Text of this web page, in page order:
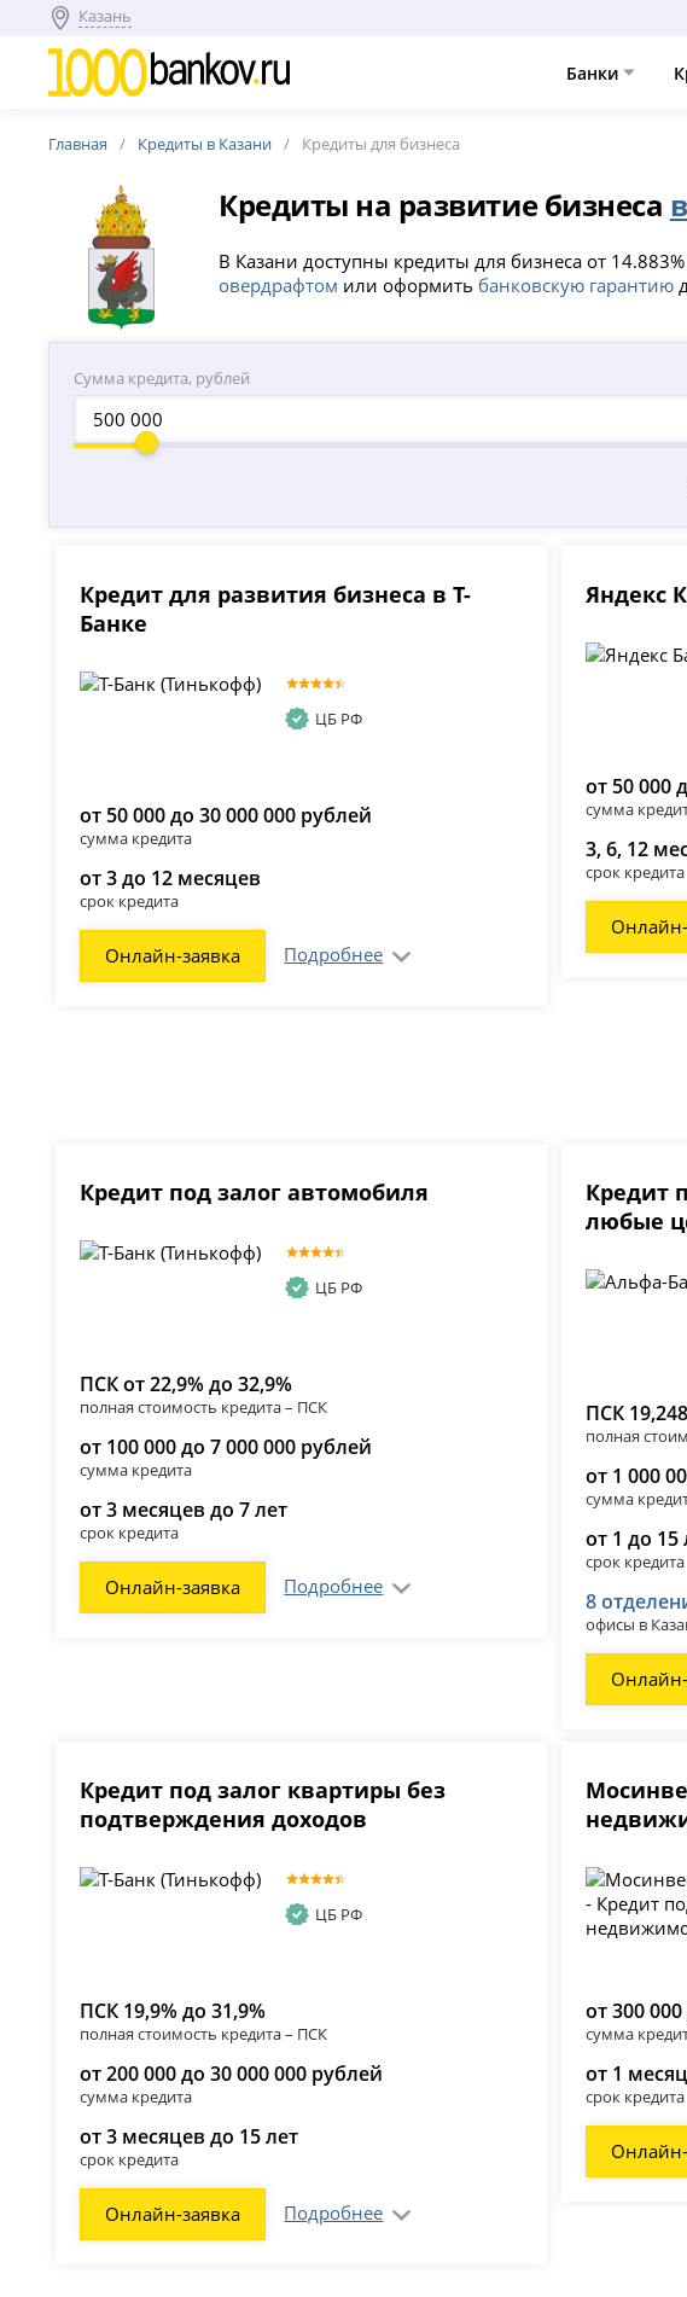
Казань
Банки
Главная Кредиты в Казани Кредиты для бизнеса
Кредиты на развитие бизнеса
В Казани доступны кредиты для бизнеса от
овердрафтом или оформить банковскую гарантию
Сумма кредита, рублей
Кредит для развития бизнеса в Т-
Банке
ЦБ РФ
от 50 000 до 30 000 000 рублей
сумма кредита
от 3 до 12 месяцев
срок кредита
Онлайн-заявка Подробнее
Яндекс
от 50 000
сумма
3, 6, 12
срок кредита
Кредит под залог автомобиля
ЦБ РФ
ПСК от 22,9% до 32,9%
полная стоимость кредита – ПСК
от 100 000 до 7 000 000 рублей
сумма кредита
от 3 месяцев до 7 лет
срок кредита
Онлайн-заявка Подробнее
Кредит
любые
ПСК
полная
от 1 000
сумма
от 1 до 15
срок кредита
8
офисы в
Кредит под залог квартиры без
подтверждения доходов
ЦБ РФ
ПСК 19,9% до 31,9%
полная стоимость кредита – ПСК
от 200 000 до 30 000 000 рублей
сумма кредита
от 3 месяцев до 15 лет
срок кредита
Онлайн-заявка Подробнее
от 300
сумма
от 1
срок кредита